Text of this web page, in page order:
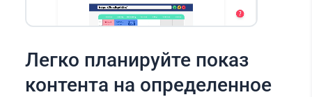
Легко планируйте показ
контента на определенное